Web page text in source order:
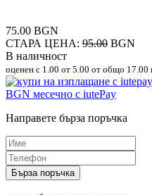
75.00 BGN
СТАРА ЦЕНА: 95.00 BGN
В наличност
оценен с 1.00 от 5.00 от общо 17.00
BGN месечно с iutePay
Направете бърза поръчка
Бърза поръчка